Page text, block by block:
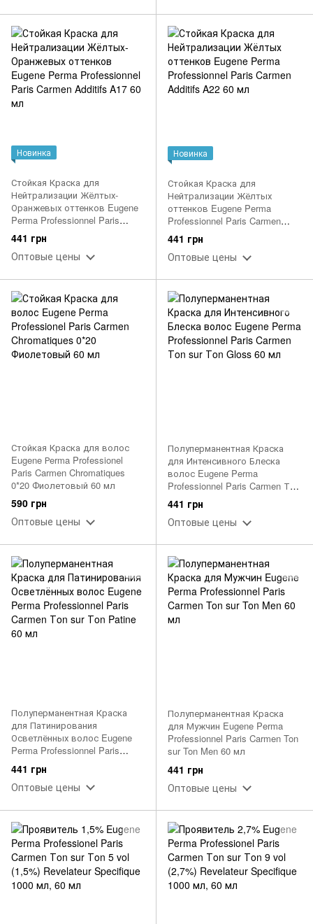
Новинка
Стойкая Краска для
Нейтрализации Жёлтых-
Оранжевых оттенков Eugene
Perma Professionnel Paris
Carmen Additifs A17 60 мл
441 грн
Оптовые цены
Новинка
Стойкая Краска для
Нейтрализации Жёлтых
оттенков Eugene Perma
Professionnel Paris Carmen
Additifs A22 60 мл
441 грн
Оптовые цены
Стойкая Краска для волос
Eugene Рerma Professionel
Paris Carmen Chromatiques
0*20 Фиолетовый 60 мл
590 грн
Оптовые цены
Полуперманентная Краска
для Интенсивного Блеска
волос Eugene Perma
Professionnel Paris Carmen Тon
sur Тon Gloss 60 мл
441 грн
Оптовые цены
Полуперманентная Краска
для Патинирования
Осветлённых волос Eugene
Perma Professionnel Paris
Carmen Тon sur Тon Patine 60
мл
441 грн
Оптовые цены
Полуперманентная Краска
для Мужчин Eugene Perma
Professionnel Paris Carmen Ton
sur Ton Men 60 мл
441 грн
Оптовые цены